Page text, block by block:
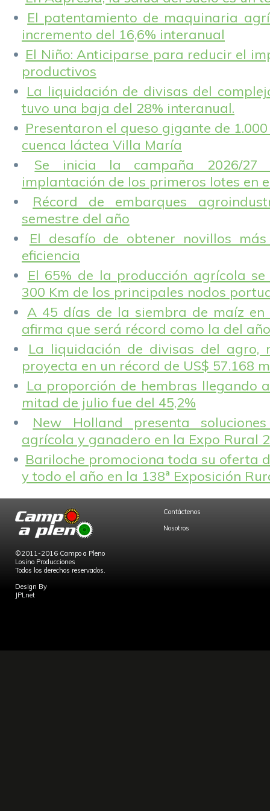
El patentamiento de maquinaria
incremento del 16,6% interanual
El Niño: Anticiparse para reducir el
productivos
La liquidación de divisas del
tuvo una baja del 28% interanual.
Presentaron el queso gigante de
cuenca láctea Villa María
Se inicia la campaña 2026/
implantación de los primeros lotes en
Récord de embarques
semestre del año
El desafío de obtener novillos
eficiencia
El 65% de la producción agrícola
300 Km de los principales nodos
A 45 días de la siembra de maíz en
afirma que será récord como la del
La liquidación de divisas del agro,
proyecta en un récord de US$ 57.168
La proporción de hembras llegando
mitad de julio fue del 45,2%
New Holland presenta
agrícola y ganadero en la Expo Rural
Bariloche promociona toda su oferta
y todo el año en la 138ª Exposición
©2011-2016 Campo a Pleno
Losino Producciones
Todos los derechos reservados.
Design By
JPLnet
Contáctenos
Nosotros